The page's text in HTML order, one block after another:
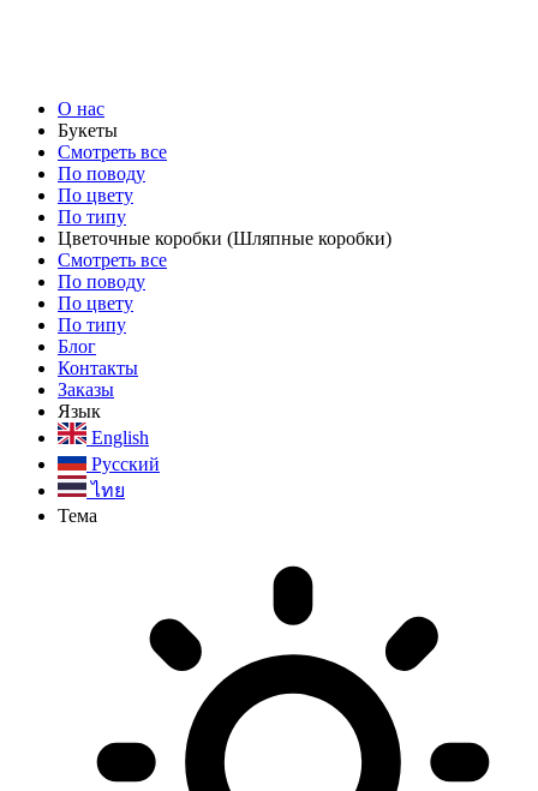
О нас
Букеты
Смотреть все
По поводу
По цвету
По типу
Цветочные коробки (Шляпные коробки)
Смотреть все
По поводу
По цвету
По типу
Блог
Контакты
Заказы
Язык
English
Русский
ไทย
Тема